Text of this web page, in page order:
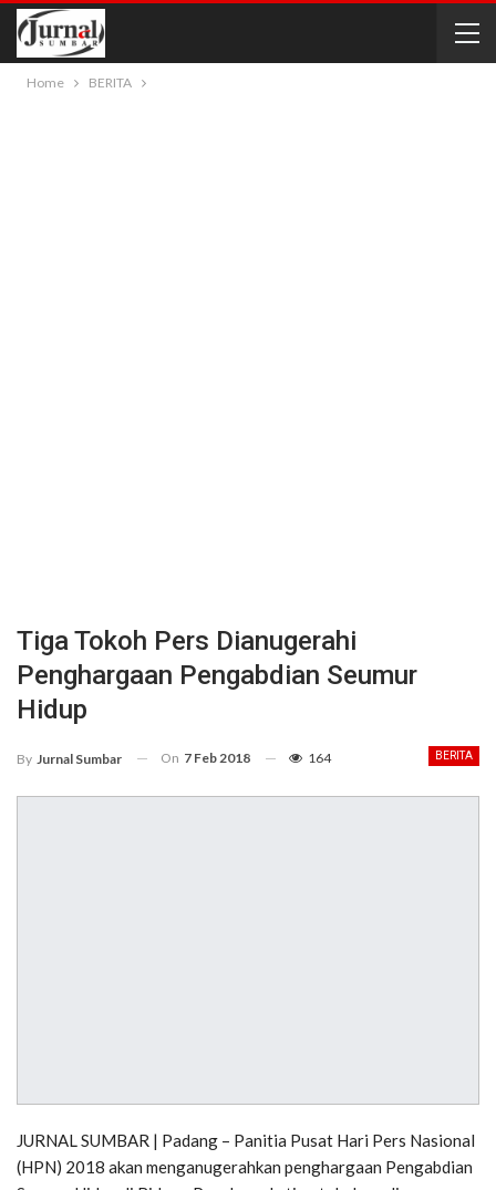
Home BERITA
Tiga Tokoh Pers Dianugerahi
Penghargaan Pengabdian Seumur
Hidup
BERITA
By Jurnal Sumbar On 7 Feb 2018 164
JURNAL SUMBAR | Padang – Panitia Pusat Hari Pers Nasional
(HPN) 2018 akan menganugerahkan penghargaan Pengabdian